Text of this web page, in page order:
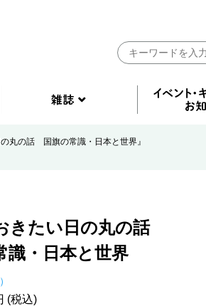
丸の話 国旗の常識・日本と世界』
きたい日の丸の話
識・日本と世界
(税込)